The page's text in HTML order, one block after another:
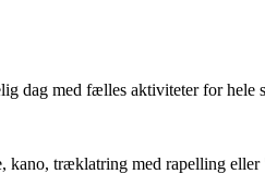
dag med fælles aktiviteter for hele
træklatring med rapelling